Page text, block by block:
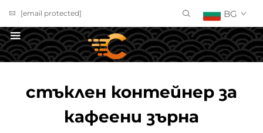
[email protected] BG
стъклен контейнер за
кафеени зърна